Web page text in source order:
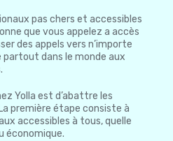
pas chers et accessibles
que vous appelez a accès
des appels vers n’importe
dans le monde aux
Yolla est d’abattre les
première étape consiste à
accessibles à tous, quelle
économique.